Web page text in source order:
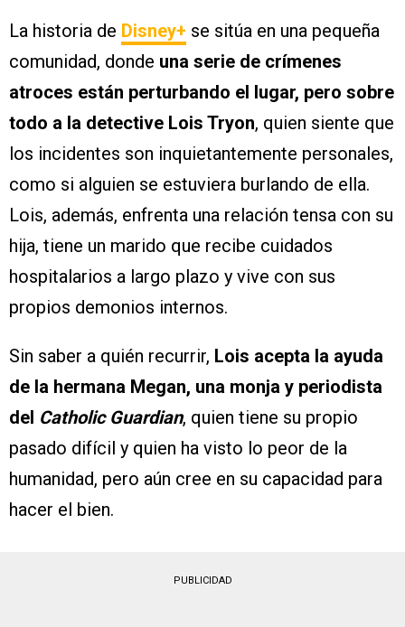
La historia de Disney+ se sitúa en una pequeña
comunidad, donde una serie de crímenes
atroces están perturbando el lugar, pero sobre
todo a la detective Lois Tryon, quien siente que
los incidentes son inquietantemente personales,
como si alguien se estuviera burlando de ella.
Lois, además, enfrenta una relación tensa con su
hija, tiene un marido que recibe cuidados
hospitalarios a largo plazo y vive con sus
propios demonios internos.
Sin saber a quién recurrir, Lois acepta la ayuda
de la hermana Megan, una monja y periodista
del Catholic Guardian, quien tiene su propio
pasado difícil y quien ha visto lo peor de la
humanidad, pero aún cree en su capacidad para
hacer el bien.
PUBLICIDAD